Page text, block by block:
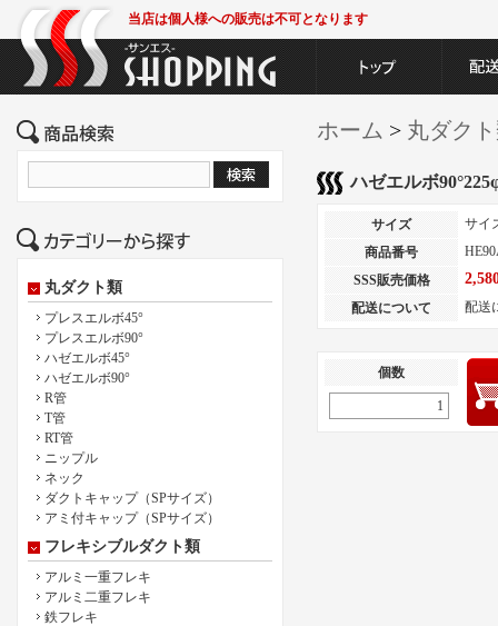
当店は個人様への販売は不可となります
丸ダクト類
プレスエルボ45°
プレスエルボ90°
ハゼエルボ45°
ハゼエルボ90°
R管
T管
RT管
ニップル
ネック
ダクトキャップ（SPサイズ）
アミ付キャップ（SPサイズ）
フレキシブルダクト類
アルミ一重フレキ
アルミ二重フレキ
鉄フレキ
ホーム > 丸ダク
ハゼエルボ
サイズ
サイ
商品番号
SSS販売価格
配送について 配送
個数